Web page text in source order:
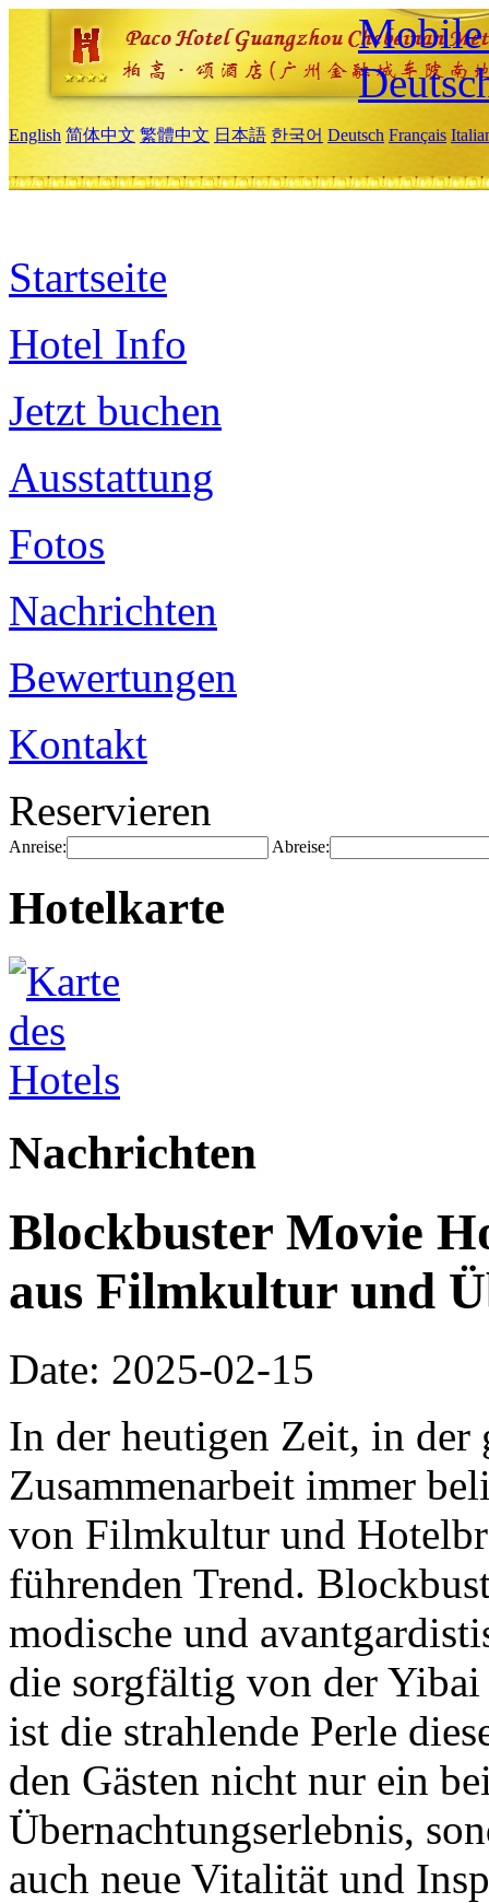
Mobile
English 简体中文 繁體中文 日本語 한국어 Deutsch Français
Startseite
Hotel Info
Jetzt buchen
Ausstattung
Fotos
Nachrichten
Bewertungen
Kontakt
Reservieren
Anreise: Abreise:
Hotelkarte
Nachrichten
Blockbuster Movie
aus Filmkultur und
Date: 2025-02-15
In der heutigen Zeit, in der
Zusammenarbeit immer
von Filmkultur und
führenden Trend.
modische und
die sorgfältig von der
ist die strahlende Perle
den Gästen nicht nur ein
Übernachtungserlebnis,
auch neue Vitalität und